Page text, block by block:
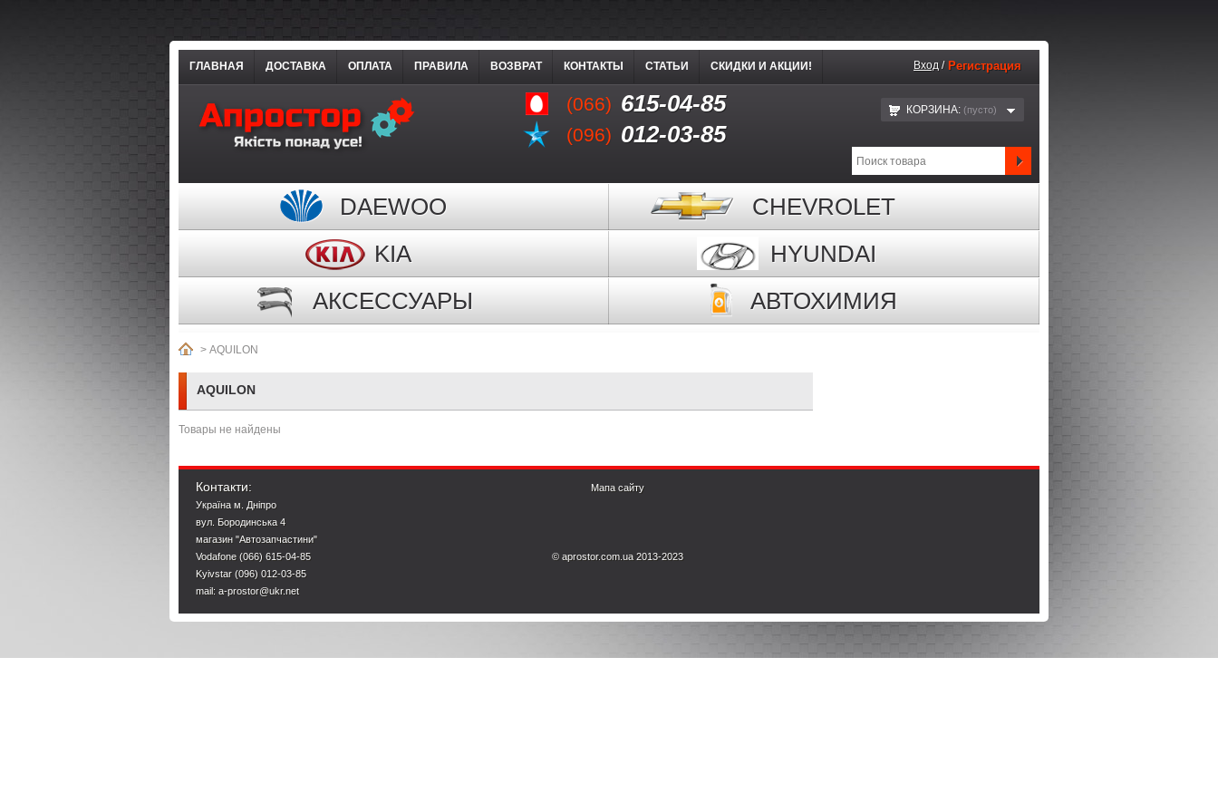
(066) 615-04-85
(096) 012-03-85
ГЛАВНАЯ ДОСТАВКА ОПЛАТА ПРАВИЛА ВОЗВРАТ КОНТАКТЫ СТАТЬИ СКИДКИ И АКЦИИ! Вход / Регистрация
КОРЗИНА: (пустo)
DAEWOO
CHEVROLET
KIA
HYUNDAI
АКСЕССУАРЫ
АВТОХИМИЯ
> AQUILON
AQUILON
Товары не найдены
Контакти:
Україна м. Дніпро
вул. Бородинська 4
магазин "Автозапчастини"
Vodafone (066) 615-04-85
Kyivstar (096) 012-03-85
mail: a-prostor@ukr.net
Мапа сайту
© aprostor.com.ua 2013-2023